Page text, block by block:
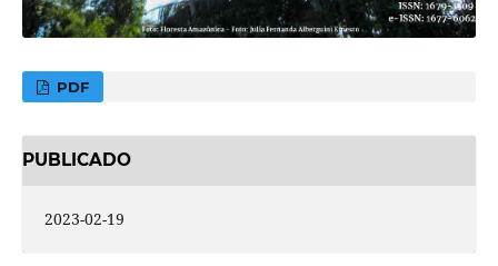
PDF
PUBLICADO
2023-02-19